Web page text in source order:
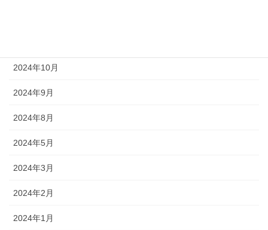
2024年10月
2024年9月
2024年8月
2024年5月
2024年3月
2024年2月
2024年1月